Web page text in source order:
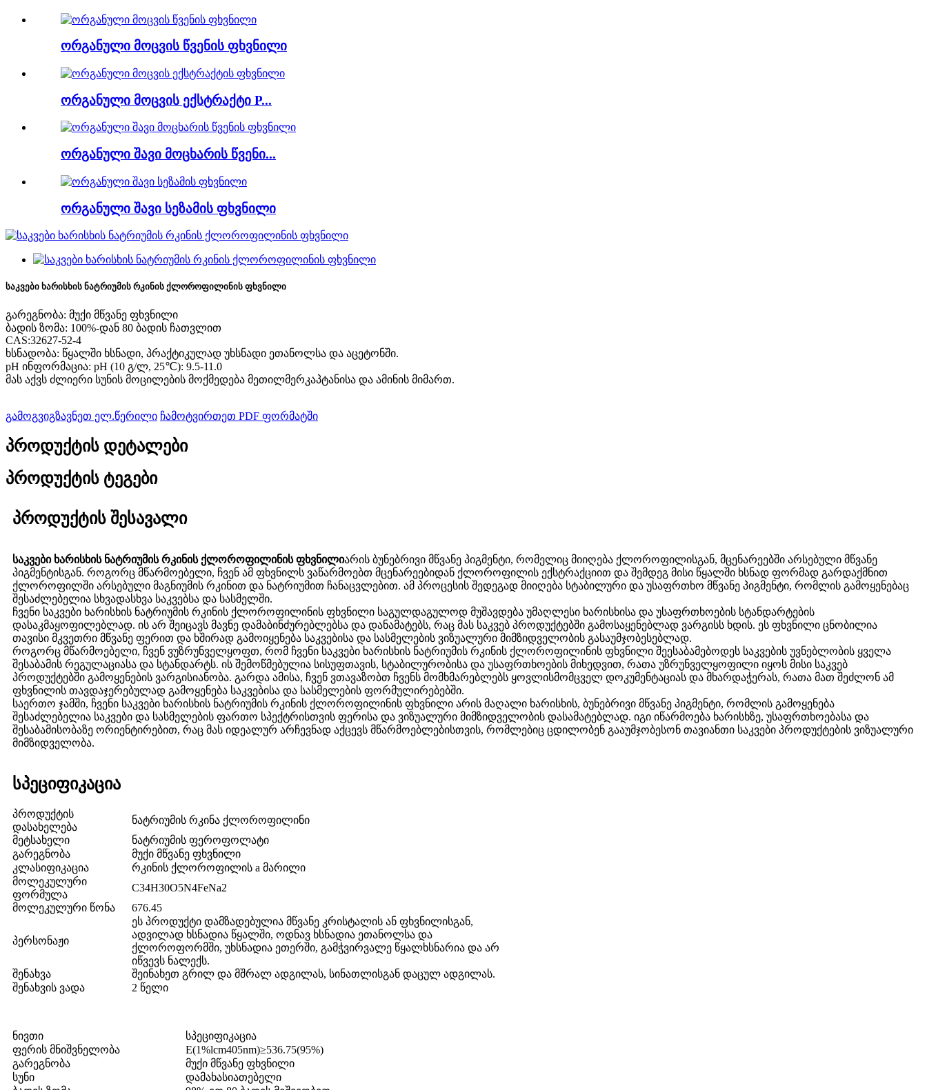
ორგანული მოცვის წვენის ფხვნილი
ორგანული მოცვის ექსტრაქტი P...
ორგანული შავი მოცხარის წვენი...
ორგანული შავი სეზამის ფხვნილი
საკვები ხარისხის ნატრიუმის რკინის ქლოროფილინის ფხვნილი
გარეგნობა: მუქი მწვანე ფხვნილი
ბადის ზომა: 100%-დან 80 ბადის ჩათვლით
CAS:32627-52-4
ხსნადობა: წყალში ხსნადი, პრაქტიკულად უხსნადი ეთანოლსა და აცეტონში.
pH ინფორმაცია: pH (10 გ/ლ, 25℃): 9.5-11.0
მას აქვს ძლიერი სუნის მოცილების მოქმედება მეთილმერკაპტანისა და ამინის მიმართ.
გამოგვიგზავნეთ ელ.წერილი ჩამოტვირთეთ PDF ფორმატში
პროდუქტის დეტალები
პროდუქტის ტეგები
პროდუქტის შესავალი
საკვები ხარისხის ნატრიუმის რკინის ქლოროფილინის ფხვნილიარის ბუნებრივი მწვანე პიგმენტი, რომელიც მიიღება ქლოროფილისგან, მცენარეებში არსებული მწვანე
პიგმენტისგან. როგორც მწარმოებელი, ჩვენ ამ ფხვნილს ვაწარმოებთ მცენარეებიდან ქლოროფილის ექსტრაქციით და შემდეგ მისი წყალში ხსნად ფორმად გარდაქმნით
ქლოროფილში არსებული მაგნიუმის რკინით და ნატრიუმით ჩანაცვლებით. ამ პროცესის შედეგად მიიღება სტაბილური და უსაფრთხო მწვანე პიგმენტი, რომლის გამოყენებაც
შესაძლებელია სხვადასხვა საკვებსა და სასმელში.
ჩვენი საკვები ხარისხის ნატრიუმის რკინის ქლოროფილინის ფხვნილი საგულდაგულოდ მუშავდება უმაღლესი ხარისხისა და უსაფრთხოების სტანდარტების
დასაკმაყოფილებლად. ის არ შეიცავს მავნე დამაბინძურებლებსა და დანამატებს, რაც მას საკვებ პროდუქტებში გამოსაყენებლად ვარგისს ხდის. ეს ფხვნილი ცნობილია
თავისი მკვეთრი მწვანე ფერით და ხშირად გამოიყენება საკვებისა და სასმელების ვიზუალური მიმზიდველობის გასაუმჯობესებლად.
როგორც მწარმოებელი, ჩვენ ვუზრუნველყოფთ, რომ ჩვენი საკვები ხარისხის ნატრიუმის რკინის ქლოროფილინის ფხვნილი შეესაბამებოდეს საკვების უვნებლობის ყველა
შესაბამის რეგულაციასა და სტანდარტს. ის შემოწმებულია სისუფთავის, სტაბილურობისა და უსაფრთხოების მიხედვით, რათა უზრუნველყოფილი იყოს მისი საკვებ
პროდუქტებში გამოყენების ვარგისიანობა. გარდა ამისა, ჩვენ ვთავაზობთ ჩვენს მომხმარებლებს ყოვლისმომცველ დოკუმენტაციას და მხარდაჭერას, რათა მათ შეძლონ ამ
ფხვნილის თავდაჯერებულად გამოყენება საკვებისა და სასმელების ფორმულირებებში.
საერთო ჯამში, ჩვენი საკვები ხარისხის ნატრიუმის რკინის ქლოროფილინის ფხვნილი არის მაღალი ხარისხის, ბუნებრივი მწვანე პიგმენტი, რომლის გამოყენება
შესაძლებელია საკვები და სასმელების ფართო სპექტრისთვის ფერისა და ვიზუალური მიმზიდველობის დასამატებლად. იგი იწარმოება ხარისხზე, უსაფრთხოებასა და
შესაბამისობაზე ორიენტირებით, რაც მას იდეალურ არჩევნად აქცევს მწარმოებლებისთვის, რომლებიც ცდილობენ გააუმჯობესონ თავიანთი საკვები პროდუქტების ვიზუალური
მიმზიდველობა.
სპეციფიკაცია
პროდუქტის
დასახელება
ნატრიუმის რკინა ქლოროფილინი
მეტსახელი
ნატრიუმის ფეროფოლატი
გარეგნობა
მუქი მწვანე ფხვნილი
კლასიფიკაცია
რკინის ქლოროფილის a მარილი
მოლეკულური
ფორმულა
C34H30O5N4FeNa2
მოლეკულური წონა
676.45
პერსონაჟი
ეს პროდუქტი დამზადებულია მწვანე კრისტალის ან ფხვნილისგან,
ადვილად ხსნადია წყალში, ოდნავ ხსნადია ეთანოლსა და
ქლოროფორმში, უხსნადია ეთერში, გამჭვირვალე წყალხსნარია და არ
იწვევს ნალექს.
შენახვა
შეინახეთ გრილ და მშრალ ადგილას, სინათლისგან დაცულ ადგილას.
შენახვის ვადა
2 წელი
ნივთი
სპეციფიკაცია
ფერის მნიშვნელობა
E(1%lcm405nm)≥536.75(95%)
გარეგნობა
მუქი მწვანე ფხვნილი
სუნი
დამახასიათებელი